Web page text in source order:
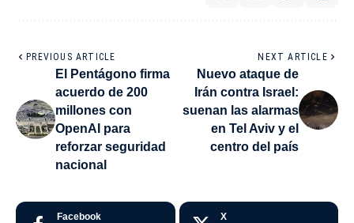
PREVIOUS ARTICLE
El Pentágono firma
acuerdo de 200
millones con
OpenAI para
reforzar seguridad
nacional
NEXT ARTICLE
Nuevo ataque de
Irán contra Israel:
suenan las alarmas
en Tel Aviv y el
centro del país
Facebook X